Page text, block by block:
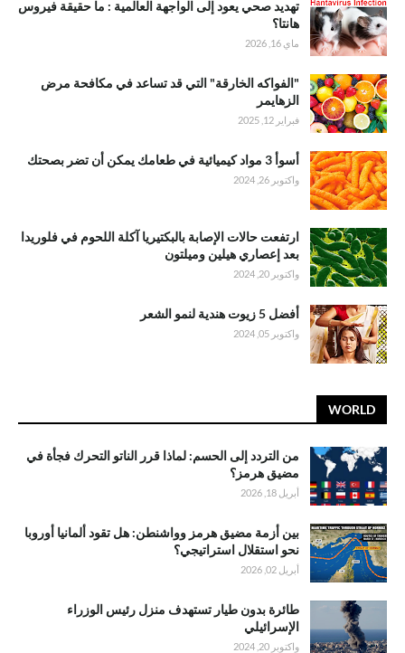
تهديد صحي يعود إلى الواجهة العالمية : ما حقيقة فيروس
هانتا؟
ماي 16, 2026
"الفواكه الخارقة" التي قد تساعد في مكافحة مرض
الزهايمر
فبراير 12, 2025
أسوأ 3 مواد كيميائية في طعامك يمكن أن تضر بصحتك
واكتوبر 26, 2024
ارتفعت حالات الإصابة بالبكتيريا آكلة اللحوم في فلوريدا
بعد إعصاري هيلين وميلتون
واكتوبر 20, 2024
أفضل 5 زيوت هندية لنمو الشعر
واكتوبر 05, 2024
WORLD
من التردد إلى الحسم: لماذا قرر الناتو التحرك فجأة في
مضيق هرمز؟
أبريل 18, 2026
بين أزمة مضيق هرمز وواشنطن: هل تقود ألمانيا أوروبا
نحو استقلال استراتيجي؟
أبريل 02, 2026
طائرة بدون طيار تستهدف منزل رئيس الوزراء
الإسرائيلي
واكتوبر 20, 2024